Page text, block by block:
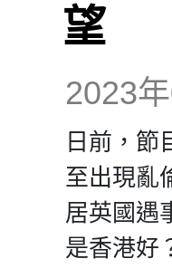
望
2023
日前，節
至出現亂
居英國遇
是香港好